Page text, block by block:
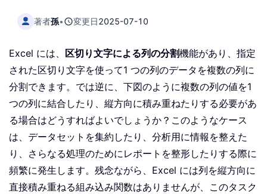
著者孫• 変更日2025-07-10
Excel には、 区切り文字による列の分割機能があり、指定
された区切り文字を使って1 つの列のデータを複数の列に
分割できます。では逆に、下図のように複数の列の値を1
つの列に結合したり、縦方向に積み重ねたりする必要があ
る場合はどうすればよいでしょうか？このようなケース
は、データセットを集約したり、分析用に情報を整えた
り、さらなる処理のためにレポートを整形したりする際に
頻繁に発生します。残念ながら、Excel には列を縦方向に
直接積み重ねる組み込み関数はありませんが、このタスク